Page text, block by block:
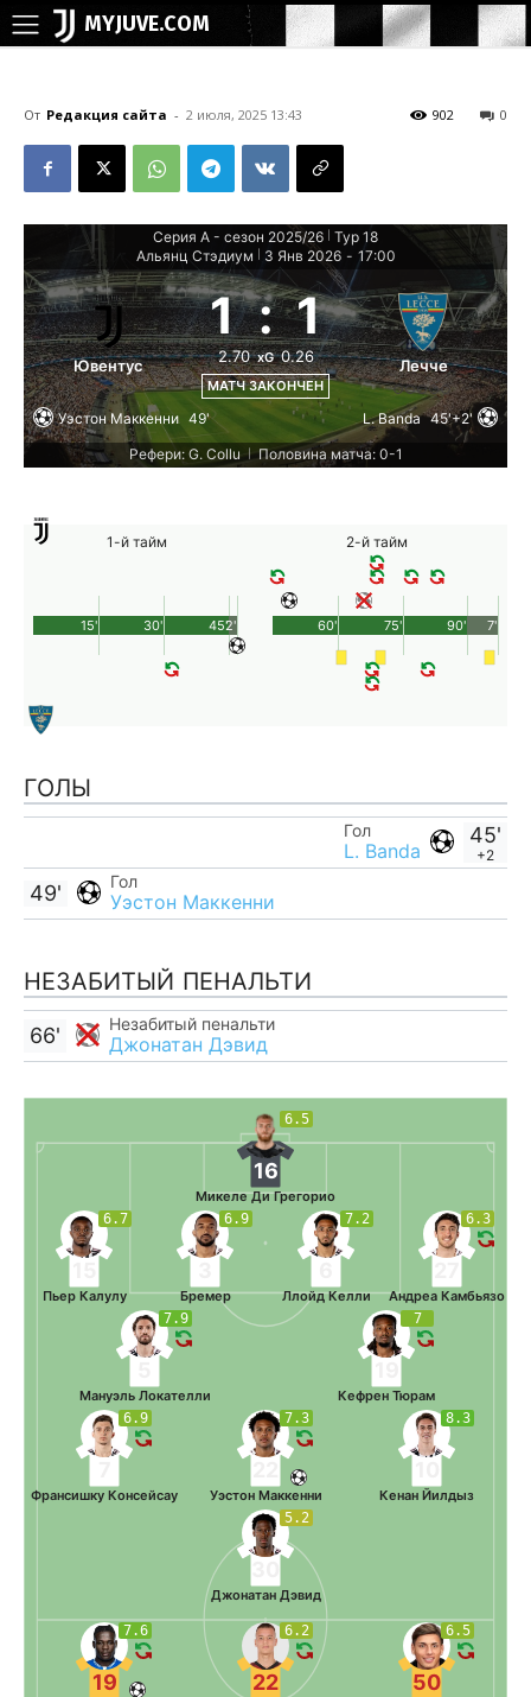
MYJUVE.COM
От Редакция сайта - 2 июля, 2025 13:43 0
902
Серия А - сезон 2025/26 Тур 18
Альянц Стэдиум
3 Янв 2026 - 17:00
Ювентус
1 : 1
2.70 xG 0.26
МАТЧ ЗАКОНЧЕН
Лечче
Уэстон Маккенни 49' L. Banda 45'+2'
Рефери: G. Collu
| Половина матча: 0-1
1-й тайм
45'
15' 30' 2'
2-й тайм
90'
60' 75' 7'
ГОЛЫ
45'
+2
Гол
L. Banda
Гол
Уэстон Маккенни
49'
НЕЗАБИТЫЙ ПЕНАЛЬТИ
Незабитый пенальти
Джонатан Дэвид
66'
6.5
16
Микеле Ди Грегорио
6.3
Андреа Камбьязо
7.2
Ллойд Келли
6.9
Бремер
6.7
Пьер Калулу
7
Кефрен Тюрам
7.9
Мануэль Локателли
8.3
Кенан Йилдыз
7.3
Уэстон Маккенни
6.9
Франсишку Консейсау
5.2
Джонатан Дэвид
7.6
19
6.2
22
6.5
50